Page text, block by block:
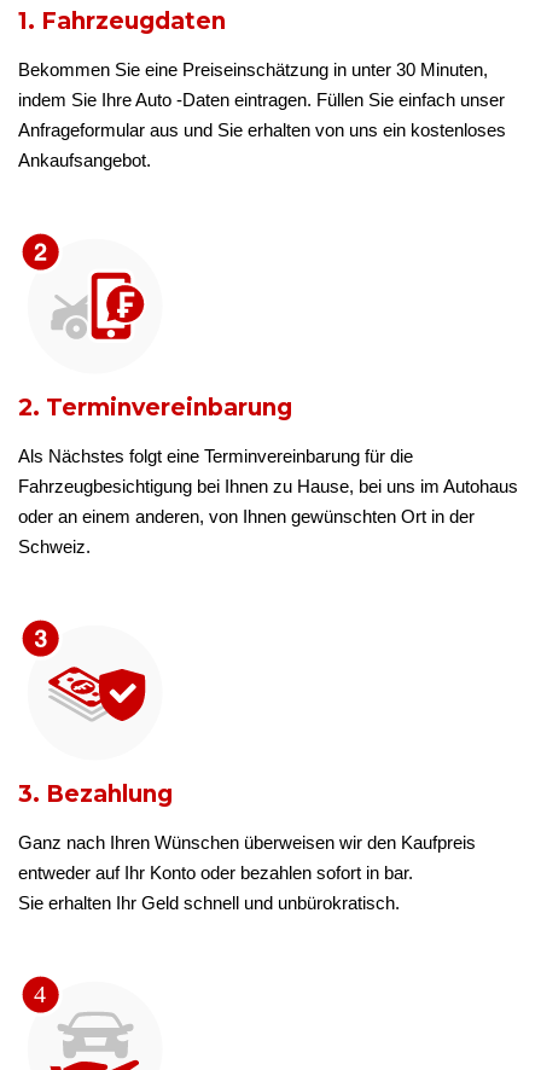
1. Fahrzeugdaten
Bekommen Sie eine Preiseinschätzung in unter 30 Minuten,
indem Sie Ihre Auto -Daten eintragen. Füllen Sie einfach unser
Anfrageformular aus und Sie erhalten von uns ein kostenloses
Ankaufsangebot.
2. Terminvereinbarung
Als Nächstes folgt eine Terminvereinbarung für die
Fahrzeugbesichtigung bei Ihnen zu Hause, bei uns im Autohaus
oder an einem anderen, von Ihnen gewünschten Ort in der
Schweiz.
3. Bezahlung
Ganz nach Ihren Wünschen überweisen wir den Kaufpreis
entweder auf Ihr Konto oder bezahlen sofort in bar.
Sie erhalten Ihr Geld schnell und unbürokratisch.